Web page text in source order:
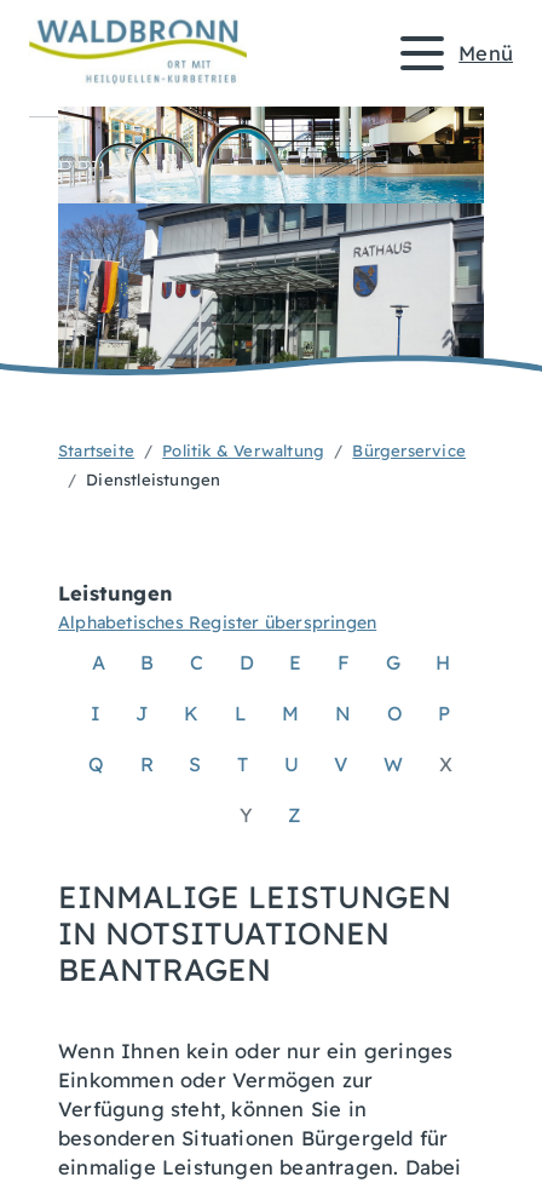
Menü
Startseite Politik & Verwaltung
Bürgerservice
Dienstleistungen
Leistungen
Alphabetisches Register überspringen
A B C D E F G H
I J K L M N O P
Q R S T U V W X
Y Z
EINMALIGE LEISTUNGEN
IN NOTSITUATIONEN
BEANTRAGEN
Wenn Ihnen kein oder nur ein geringes
Einkommen oder Vermögen zur
Verfügung steht, können Sie in
besonderen Situationen Bürgergeld für
einmalige Leistungen beantragen. Dabei